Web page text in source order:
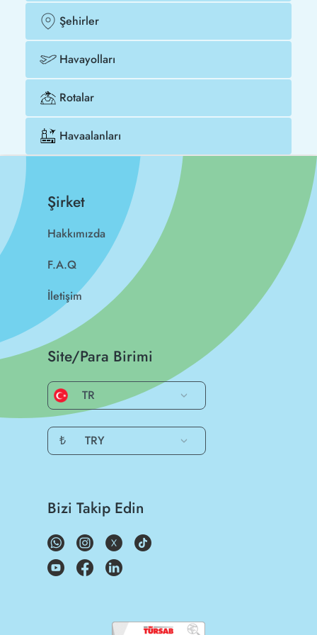
Şehirler
Havayolları
Rotalar
Havaalanları
Şirket
Hakkımızda
F.A.Q
İletişim
Site/Para Birimi
TR
₺ TRY
Bizi Takip Edin